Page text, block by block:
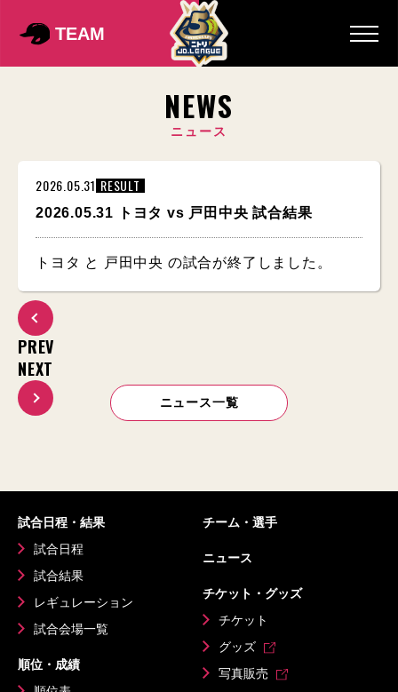
TEAM
NEWS
ニュース
2026.05.31 RESULT
2026.05.31 トヨタ vs 戸田中央 試合結果
トヨタ と 戸田中央 の試合が終了しました。
PREV
ニュース一覧
NEXT
試合日程・結果
試合日程
試合結果
レギュレーション
試合会場一覧
順位・成績
チーム・選手
ニュース
チケット・グッズ
チケット
グッズ
写真販売